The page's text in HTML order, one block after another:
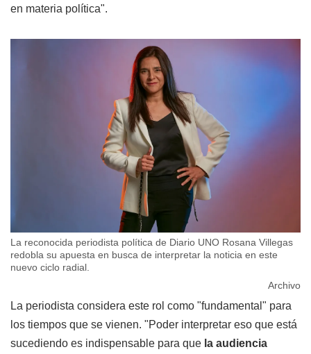
en materia política".
La reconocida periodista política de Diario UNO Rosana Villegas
redobla su apuesta en busca de interpretar la noticia en este
nuevo ciclo radial.
Archivo
La periodista considera este rol como "fundamental" para
los tiempos que se vienen. "Poder interpretar eso que está
sucediendo es indispensable para que la audiencia